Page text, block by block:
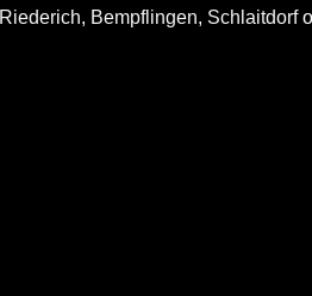
Riederich, Bempflingen, Schlaitdorf